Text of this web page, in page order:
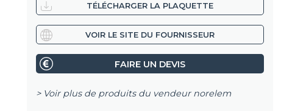
TÉLÉCHARGER LA PLAQUETTE
VOIR LE SITE DU FOURNISSEUR
FAIRE UN DEVIS
> Voir plus de produits du vendeur norelem